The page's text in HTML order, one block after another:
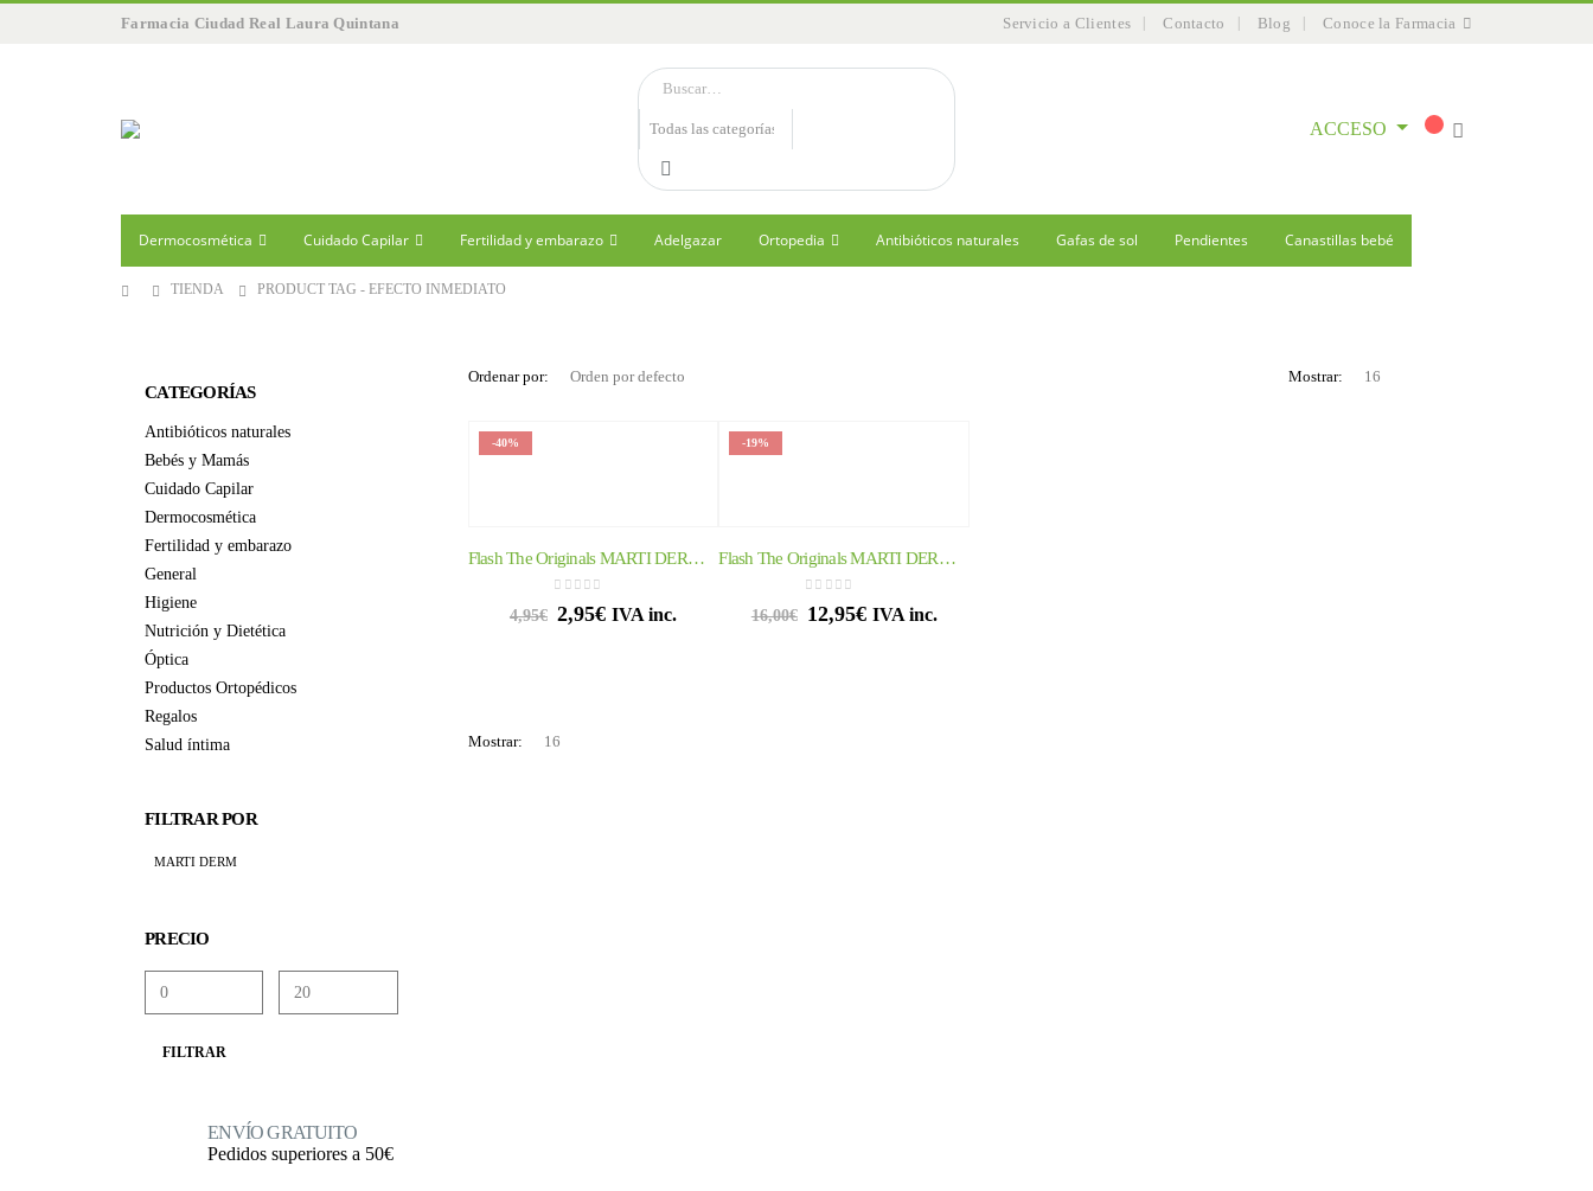
Farmacia Ciudad Real Laura Quintana Servicio a Clientes Contacto Blog Conoce la Farmacia
ACCESO
Dermocosmética Cuidado Capilar Fertilidad y embarazo Adelgazar Ortopedia Antibióticos naturales Gafas de sol Pendientes Canastillas bebé
TIENDA PRODUCT TAG - EFECTO INMEDIATO
Ordenar por: Mostrar:
-40%
Flash The Originals MARTI DERM – 1 ampolla
0out of 5
4,95€ 2,95€ IVA inc.
-19%
Flash The Originals MARTI DERM – 5 ampollas
0out of 5
16,00€ 12,95€ IVA inc.
Mostrar:
CATEGORÍAS
Antibióticos naturales
Bebés y Mamás
Cuidado Capilar
Dermocosmética
Fertilidad y embarazo
General
Higiene
Nutrición y Dietética
Óptica
Productos Ortopédicos
Regalos
Salud íntima
FILTRAR POR
MARTI DERM
PRECIO
FILTRAR
ENVÍO GRATUITO
Pedidos superiores a 50€